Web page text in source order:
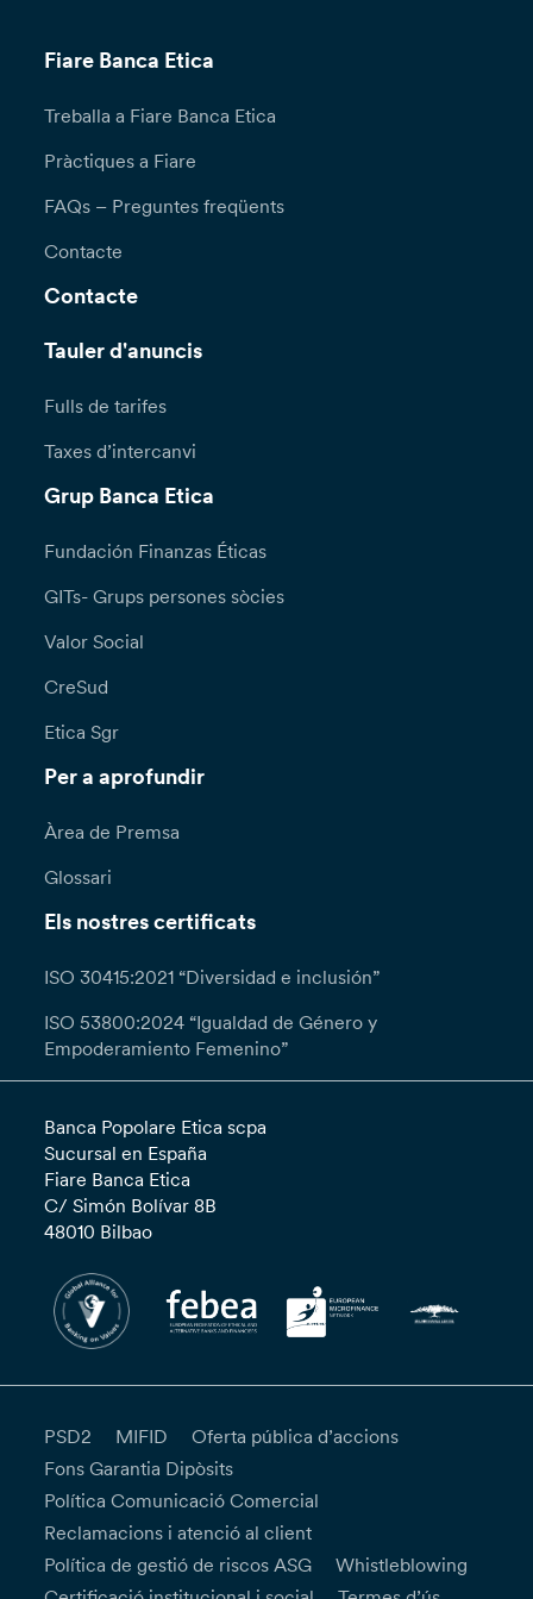
Fiare Banca Etica
Treballa a Fiare Banca Etica
Pràctiques a Fiare
FAQs – Preguntes freqüents
Contacte
Contacte
Tauler d'anuncis
Fulls de tarifes
Taxes d’intercanvi
Grup Banca Etica
Fundación Finanzas Éticas
GITs- Grups persones sòcies
Valor Social
CreSud
Etica Sgr
Per a aprofundir
Àrea de Premsa
Glossari
Els nostres certificats
ISO 30415:2021 “Diversidad e inclusión”
ISO 53800:2024 “Igualdad de Género y
Empoderamiento Femenino”
Banca Popolare Etica scpa
Sucursal en España
Fiare Banca Etica
C/ Simón Bolívar 8B
48010 Bilbao
PSD2 MIFID
Oferta pública d’accions
Fons Garantia Dipòsits
Política Comunicació Comercial
Reclamacions i atenció al client
Política de gestió de riscos ASG
Whistleblowing